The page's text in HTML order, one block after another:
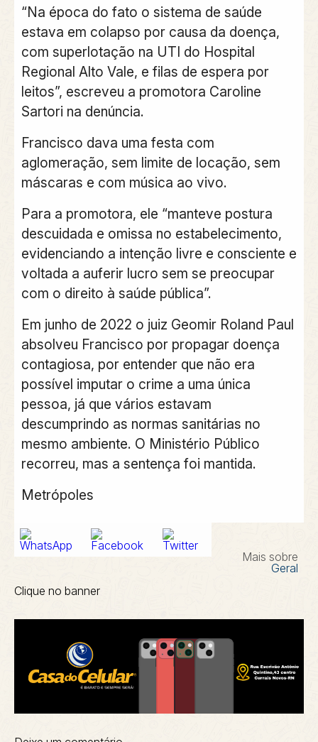
“Na época do fato o sistema de saúde
estava em colapso por causa da doença,
com superlotação na UTI do Hospital
Regional Alto Vale, e filas de espera por
leitos”, escreveu a promotora Caroline
Sartori na denúncia.
Francisco dava uma festa com
aglomeração, sem limite de locação, sem
máscaras e com música ao vivo.
Para a promotora, ele “manteve postura
descuidada e omissa no estabelecimento,
evidenciando a intenção livre e consciente e
voltada a auferir lucro sem se preocupar
com o direito à saúde pública”.
Em junho de 2022 o juiz Geomir Roland Paul
absolveu Francisco por propagar doença
contagiosa, por entender que não era
possível imputar o crime a uma única
pessoa, já que vários estavam
descumprindo as normas sanitárias no
mesmo ambiente. O Ministério Público
recorreu, mas a sentença foi mantida.
Metrópoles
Mais sobre
Geral
Clique no banner